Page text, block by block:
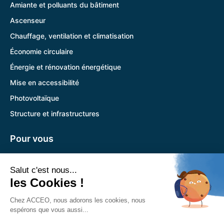
Amiante et polluants du bâtiment
Ascenseur
Chauffage, ventilation et climatisation
Économie circulaire
Énergie et rénovation énergétique
Mise en accessibilité
Photovoltaïque
Structure et infrastructures
Pour vous
Trouver l’agence la plus proche
Nous retrouver